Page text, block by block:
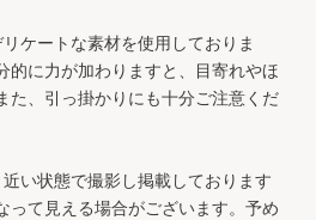
ケートな素材を使用しておりま
的に力が加わりますと、目寄れやほ
た、引っ掛かりにも十分ご注意くだ
い状態で撮影し掲載しております
って見える場合がございます。予め